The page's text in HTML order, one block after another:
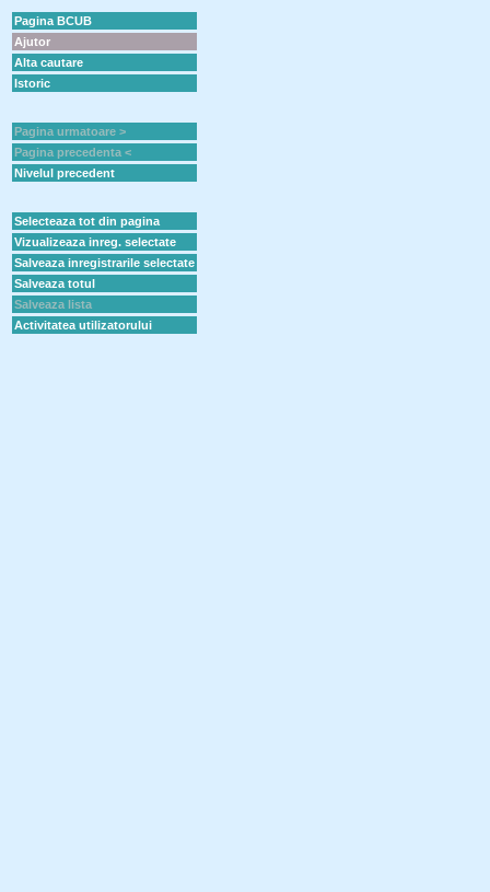
Pagina BCUB
Ajutor
Alta cautare
Istoric
Pagina urmatoare >
Pagina precedenta <
Nivelul precedent
Selecteaza tot din pagina
Vizualizeaza inreg. selectate
Salveaza inregistrarile selectate
Salveaza totul
Salveaza lista
Activitatea utilizatorului